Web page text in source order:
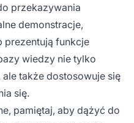
przekazywania
demonstracje,
prezentują funkcje
wiedzy nie tylko
także dostosowuje się
się.
pamiętaj, aby dążyć do